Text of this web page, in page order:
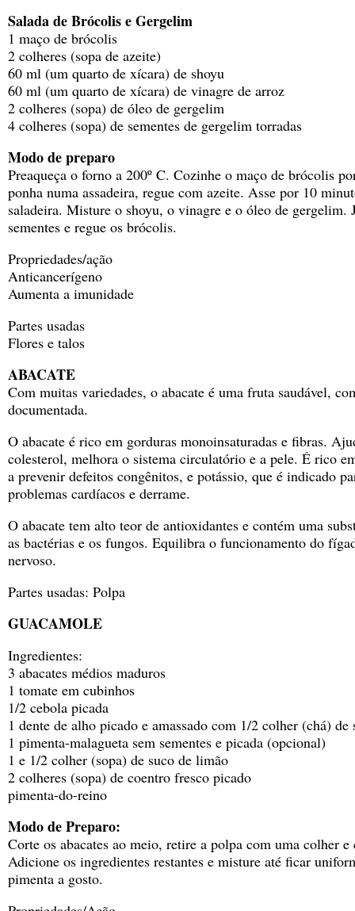
Salada de Brócolis e Gergelim
1 maço de brócolis
2 colheres (sopa de azeite)
60 ml (um quarto de xícara) de shoyu
60 ml (um quarto de xícara) de vinagre de arroz
2 colheres (sopa) de óleo de gergelim
4 colheres (sopa) de sementes de gergelim torradas
Modo de preparo
Preaqueça o forno a 200º C. Cozinhe o maço de brócolis
ponha numa assadeira, regue com azeite. Asse por 10
saladeira. Misture o shoyu, o vinagre e o óleo de gergelim.
sementes e regue os brócolis.
Propriedades/ação
Anticancerígeno
Aumenta a imunidade
Partes usadas
Flores e talos
ABACATE
Com muitas variedades, o abacate é uma fruta saudável,
documentada.
O abacate é rico em gorduras monoinsaturadas e fibras.
colesterol, melhora o sistema circulatório e a pele. É rico
a prevenir defeitos congênitos, e potássio, que é indicado
problemas cardíacos e derrame.
O abacate tem alto teor de antioxidantes e contém uma
as bactérias e os fungos. Equilibra o funcionamento do
nervoso.
Partes usadas: Polpa
GUACAMOLE
Ingredientes:
3 abacates médios maduros
1 tomate em cubinhos
1/2 cebola picada
1 dente de alho picado e amassado com 1/2 colher (chá) de
1 pimenta-malagueta sem sementes e picada (opcional)
1 e 1/2 colher (sopa) de suco de limão
2 colheres (sopa) de coentro fresco picado
pimenta-do-reino
Modo de Preparo:
Corte os abacates ao meio, retire a polpa com uma colher
Adicione os ingredientes restantes e misture até ficar
pimenta a gosto.